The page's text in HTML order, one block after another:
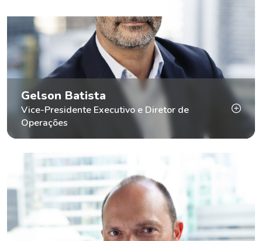
Gelson Batista
Vice-Presidente Executivo e Diretor de
Operações